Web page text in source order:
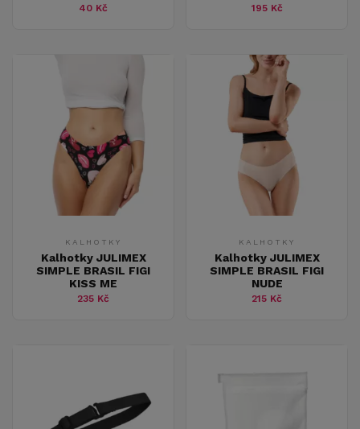
40 Kč 195 Kč
KALHOTKY
Kalhotky JULIMEX
SIMPLE BRASIL FIGI
KISS ME
235 Kč
KALHOTKY
Kalhotky JULIMEX
SIMPLE BRASIL FIGI
NUDE
215 Kč